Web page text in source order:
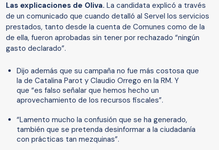
Las explicaciones de Oliva. La candidata explicó a través
de un comunicado que cuando detalló al Servel los servicios
prestados, tanto desde la cuenta de Comunes como de la
de ella, fueron aprobadas sin tener por rechazado “ningún
gasto declarado”.
Dijo además que su campaña no fue más costosa que
la de Catalina Parot y Claudio Orrego en la RM. Y
que “es falso señalar que hemos hecho un
aprovechamiento de los recursos fiscales”.
“Lamento mucho la confusión que se ha generado,
también que se pretenda desinformar a la ciudadanía
con prácticas tan mezquinas”.